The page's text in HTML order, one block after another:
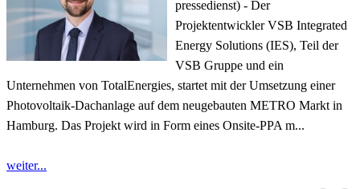
pressedienst) - Der
Projektentwickler VSB Integrated
Energy Solutions (IES), Teil der
VSB Gruppe und ein
Unternehmen von TotalEnergies, startet mit der Umsetzung einer
Photovoltaik-Dachanlage auf dem neugebauten METRO Markt in
Hamburg. Das Projekt wird in Form eines Onsite-PPA m...
weiter...